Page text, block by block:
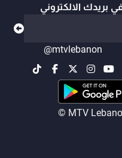
بريدك الالكتروني
@mtvlebanon
© MTV